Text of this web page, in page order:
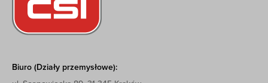
Biuro (Działy przemysłowe):